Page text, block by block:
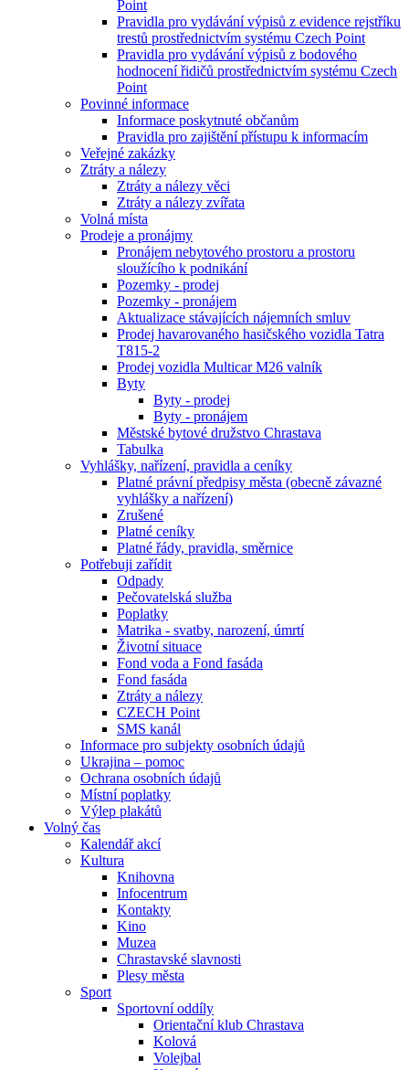
Point
Pravidla pro vydávání výpisů z evidence rejstříku
trestů prostřednictvím systému Czech Point
Pravidla pro vydávání výpisů z bodového
hodnocení řidičů prostřednictvím systému Czech
Point
Povinné informace
Informace poskytnuté občanům
Pravidla pro zajištění přístupu k informacím
Veřejné zakázky
Ztráty a nálezy
Ztráty a nálezy věci
Ztráty a nálezy zvířata
Volná místa
Prodeje a pronájmy
Pronájem nebytového prostoru a prostoru
sloužícího k podnikání
Pozemky - prodej
Pozemky - pronájem
Aktualizace stávajících nájemních smluv
Prodej havarovaného hasičského vozidla Tatra
T815-2
Prodej vozidla Multicar M26 valník
Byty
Byty - prodej
Byty - pronájem
Městské bytové družstvo Chrastava
Tabulka
Vyhlášky, nařízení, pravidla a ceníky
Platné právní předpisy města (obecně závazné
vyhlášky a nařízení)
Zrušené
Platné ceníky
Platné řády, pravidla, směrnice
Potřebuji zařídit
Odpady
Pečovatelská služba
Poplatky
Matrika - svatby, narození, úmrtí
Životní situace
Fond voda a Fond fasáda
Fond fasáda
Ztráty a nálezy
CZECH Point
SMS kanál
Informace pro subjekty osobních údajů
Ukrajina – pomoc
Ochrana osobních údajů
Místní poplatky
Výlep plakátů
Volný čas
Kalendář akcí
Kultura
Knihovna
Infocentrum
Kontakty
Kino
Muzea
Chrastavské slavnosti
Plesy města
Sport
Sportovní oddíly
Orientační klub Chrastava
Kolová
Volejbal